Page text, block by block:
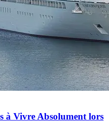
à Vivre Absolument lors